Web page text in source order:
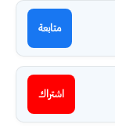
متابعة
اشتراك